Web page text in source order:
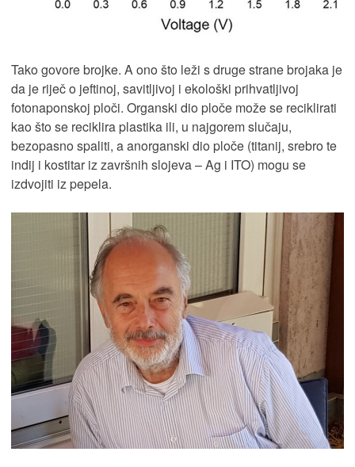
Tako govore brojke. A ono što leži s druge strane brojaka je
da je riječ o jeftinoj, savitljivoj i ekološki prihvatljivoj
fotonaponskoj ploči. Organski dio ploče može se reciklirati
kao što se reciklira plastika ili, u najgorem slučaju,
bezopasno spaliti, a anorganski dio ploče (titanij, srebro te
indij i kostitar iz završnih slojeva – Ag i ITO) mogu se
izdvojiti iz pepela.